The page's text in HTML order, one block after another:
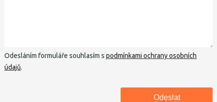
Odesláním formuláře souhlasím s podmínkami ochrany osobních
údajů.